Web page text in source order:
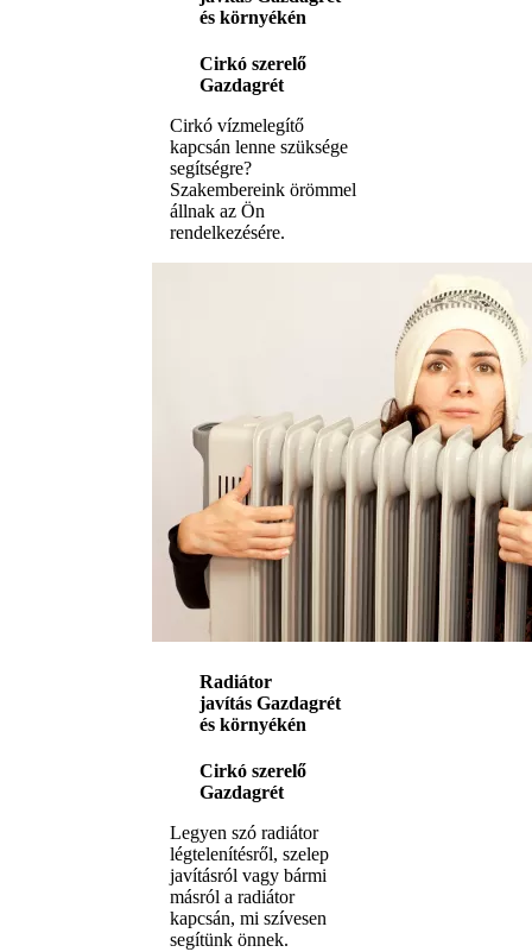
és környékén
Cirkó szerelő
Gazdagrét
Cirkó vízmelegítő
kapcsán lenne szüksége
segítségre?
Szakembereink örömmel
állnak az Ön
rendelkezésére.
Radiátor
javítás Gazdagrét
és környékén
Cirkó szerelő
Gazdagrét
Legyen szó radiátor
légtelenítésről, szelep
javításról vagy bármi
másról a radiátor
kapcsán, mi szívesen
segítünk önnek.